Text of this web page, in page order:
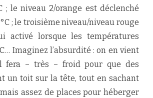
; le niveau 2/orange est déclenché
; le troisième niveau/niveau rouge
activé lorsque les températures
Imaginez l’absurdité : on en vient
fera – très – froid pour que des
un toit sur la tête, tout en sachant
assez de places pour héberger